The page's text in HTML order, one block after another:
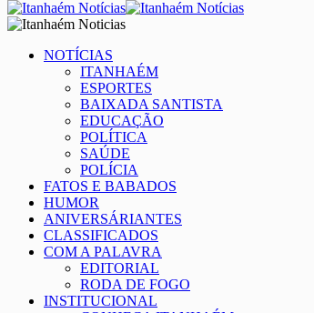
NOTÍCIAS
ITANHAÉM
ESPORTES
BAIXADA SANTISTA
EDUCAÇÃO
POLÍTICA
SAÚDE
POLÍCIA
FATOS E BABADOS
HUMOR
ANIVERSÁRIANTES
CLASSIFICADOS
COM A PALAVRA
EDITORIAL
RODA DE FOGO
INSTITUCIONAL